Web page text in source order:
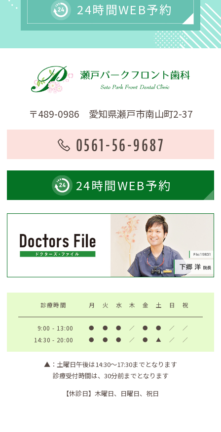
24時間WEB予約
〒489-0986 愛知県瀬戸市南山町2-37
0561-56-9687
24時間WEB予約
診療時間 月 火 水 木 金 土 日 祝
9:00 - 13:00 ● ● ● ／ ● ● ／ ／
14:30 - 20:00 ● ● ● ／ ● ▲ ／ ／
▲ ：土曜日午後は14:30〜17:30までとなります
診療受付時間は、30分前までとなります
【休診日】 木曜日、日曜日、祝日